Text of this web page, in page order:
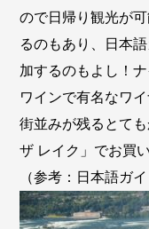
ので日帰り観光が
るのもあり、日本
加するのもよし！
ワインで有名なワ
街並みが残るとて
ザ レイク」でお買
（参考：日本語ガ